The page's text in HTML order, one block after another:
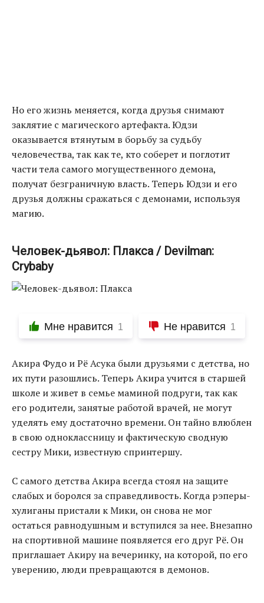
Но его жизнь меняется, когда друзья снимают
заклятие с магического артефакта. Юдзи
оказывается втянутым в борьбу за судьбу
человечества, так как те, кто соберет и поглотит
части тела самого могущественного демона,
получат безграничную власть. Теперь Юдзи и его
друзья должны сражаться с демонами, используя
магию.
Человек-дьявол: Плакса / Devilman:
Crybaby
Мне нравится 1 Не нравится 1
Акира Фудо и Рё Асука были друзьями с детства, но
их пути разошлись. Теперь Акира учится в старшей
школе и живет в семье маминой подруги, так как
его родители, занятые работой врачей, не могут
уделять ему достаточно времени. Он тайно влюблен
в свою одноклассницу и фактическую сводную
сестру Мики, известную спринтершу.
С самого детства Акира всегда стоял на защите
слабых и боролся за справедливость. Когда рэперы-
хулиганы пристали к Мики, он снова не мог
остаться равнодушным и вступился за нее. Внезапно
на спортивной машине появляется его друг Рё. Он
приглашает Акиру на вечеринку, на которой, по его
уверению, люди превращаются в демонов.